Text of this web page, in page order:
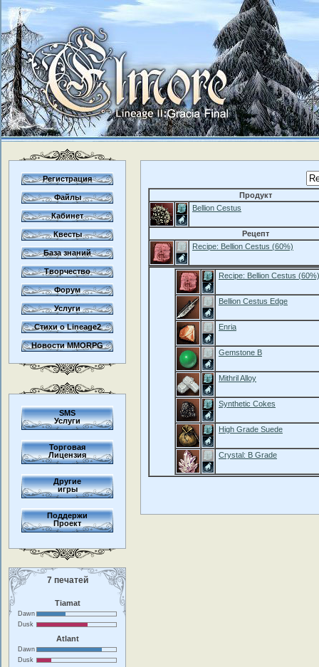
Регистрация
Файлы
Кабинет
Квесты
База знаний
Творчество
Форум
Услуги
Стихи о Lineage2
Новости MMORPG
SMS
Услуги
Торговая
Лицензия
Другие
игры
Поддержи
Проект
7 печатей
Tiamat
Dawn
Dusk
Atlant
Dawn
Dusk
Продукт
Bellion Cestus
Рецепт
Recipe: Bellion Cestus (60%)
Recipe: Bellion Cestus (60%)
Bellion Cestus Edge
Enria
Gemstone B
Mithril Alloy
Synthetic Cokes
High Grade Suede
Crystal: B Grade